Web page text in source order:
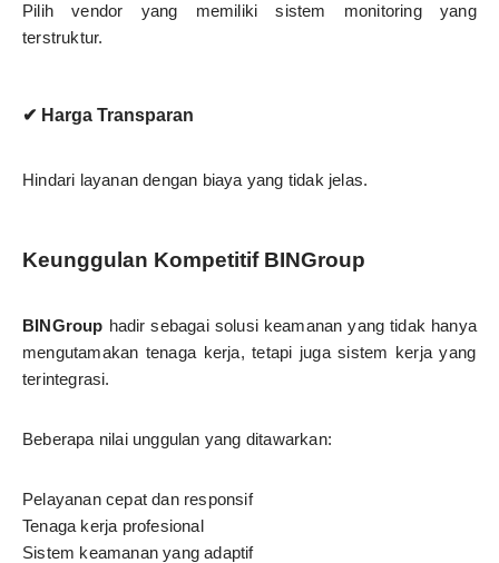
Pilih vendor yang memiliki sistem monitoring yang
terstruktur.
✔ Harga Transparan
Hindari layanan dengan biaya yang tidak jelas.
Keunggulan Kompetitif BINGroup
BINGroup hadir sebagai solusi keamanan yang tidak hanya
mengutamakan tenaga kerja, tetapi juga sistem kerja yang
terintegrasi.
Beberapa nilai unggulan yang ditawarkan:
Pelayanan cepat dan responsif
Tenaga kerja profesional
Sistem keamanan yang adaptif